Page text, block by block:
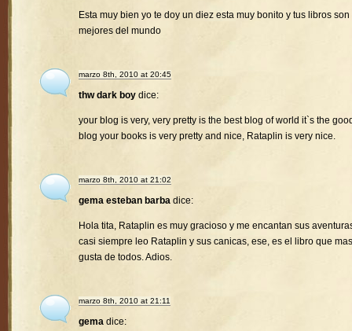
Esta muy bien yo te doy un diez esta muy bonito y tus libros son
mejores del mundo
marzo 8th, 2010 at 20:45
thw dark boy dice:
your blog is very, very pretty is the best blog of world it`s the
blog your books is very pretty and nice, Rataplin is very nice.
marzo 8th, 2010 at 21:02
gema esteban barba dice:
Hola tita, Rataplin es muy gracioso y me encantan sus
casi siempre leo Rataplin y sus canicas, ese, es el libro que
gusta de todos. Adios.
marzo 8th, 2010 at 21:11
gema dice: